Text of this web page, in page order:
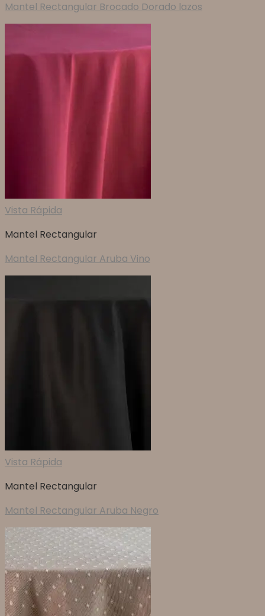
Mantel Rectangular Brocado Dorado lazos
Vista Rápida
Mantel Rectangular
Mantel Rectangular Aruba Vino
Vista Rápida
Mantel Rectangular
Mantel Rectangular Aruba Negro